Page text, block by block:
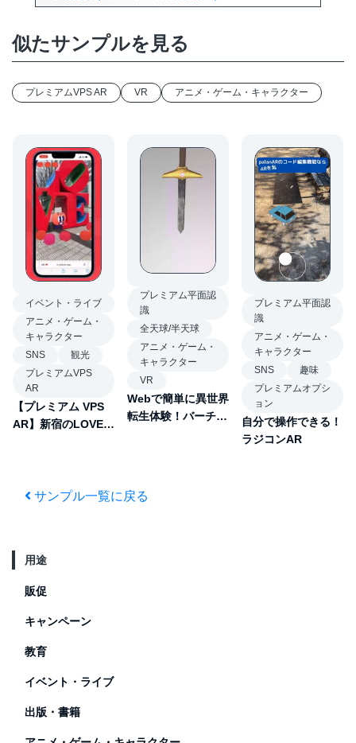
似たサンプルを見る
プレミアムVPS AR VR アニメ・ゲーム・キャラクター
イベント・ライブ
アニメ・ゲーム・
キャラクター
SNS
観光
プレミアムVPS
AR
【プレミアム VPS
AR】新宿のLOVEオ
プレミアム平面認
識
全天球/半天球
アニメ・ゲーム・
キャラクター
VR
Webで簡単に異世界
転生体験！バーチャ
プレミアム平面認
識
アニメ・ゲーム・
キャラクター
SNS
趣味
プレミアムオプシ
ョン
自分で操作できる！
ラジコンAR
サンプル一覧に戻る
用途
販促
キャンペーン
教育
イベント・ライブ
出版・書籍